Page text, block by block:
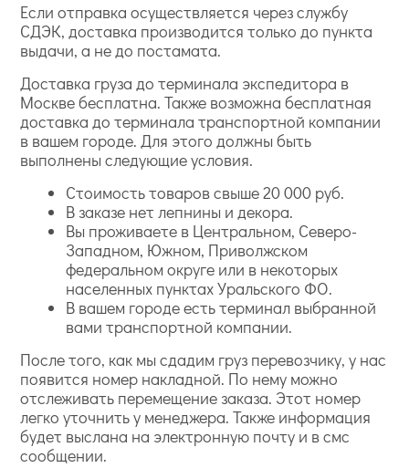
Если отправка осуществляется через службу
СДЭК, доставка производится только до пункта
выдачи, а не до постамата.
Доставка груза до терминала экспедитора в
Москве бесплатна. Также возможна бесплатная
доставка до терминала транспортной компании
в вашем городе. Для этого должны быть
выполнены следующие условия.
Стоимость товаров свыше 20 000 руб.
В заказе нет лепнины и декора.
Вы проживаете в Центральном, Северо-
Западном, Южном, Приволжском
федеральном округе или в некоторых
населенных пунктах Уральского ФО.
В вашем городе есть терминал выбранной
вами транспортной компании.
После того, как мы сдадим груз перевозчику, у нас
появится номер накладной. По нему можно
отслеживать перемещение заказа. Этот номер
легко уточнить у менеджера. Также информация
будет выслана на электронную почту и в смс
сообщении.